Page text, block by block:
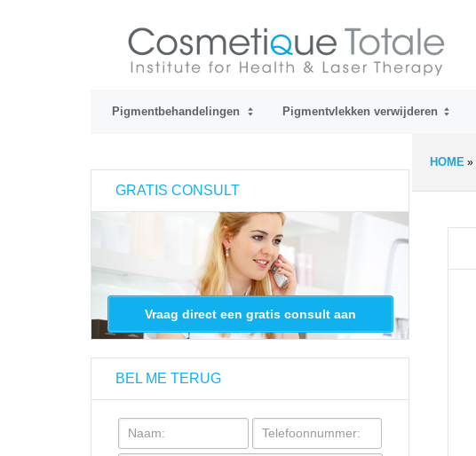
Pigmentbehandelingen Pigmentvlekken verwijderen
HOME »
GRATIS CONSULT
Vraag direct een gratis consult aan
BEL ME TERUG